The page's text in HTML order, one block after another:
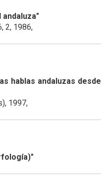
2, 1986,
hablas andaluzas desde
1997,